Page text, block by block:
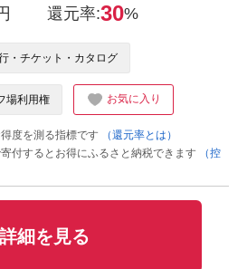
還元率:30%
・チケット・カタログ
場利用権 お気に入り
度を測る指標です
（還元率とは）
付するとお得にふるさと納税できます
（控
詳細を見る